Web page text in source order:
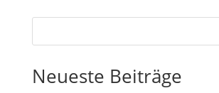
Neueste Beiträge